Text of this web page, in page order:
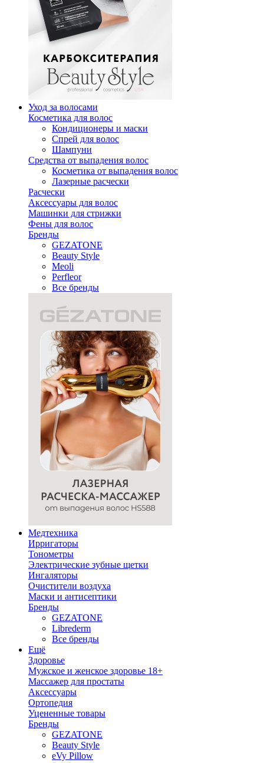
Уход за волосами
Косметика для волос
Кондиционеры и маски
Спрей для волос
Шампуни
Средства от выпадения волос
Косметика от выпадения волос
Лазерные расчески
Расчески
Аксессуары для волос
Машинки для стрижки
Фены для волос
Бренды
GEZATONE
Beauty Style
Meoli
Perfleor
Все бренды
Медтехника
Ирригаторы
Тонометры
Электрические зубные щетки
Ингаляторы
Очистители воздуха
Маски и антисептики
Бренды
GEZATONE
Librederm
Все бренды
Ещё
Здоровье
Мужское и женское здоровье 18+
Массажер для простаты
Аксессуары
Ортопедия
Уцененные товары
Бренды
GEZATONE
Beauty Style
eVy Pillow